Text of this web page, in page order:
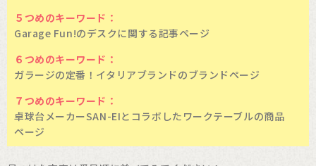
５つめのキーワード：
Garage Fun!のデスクに関する記事ページ
６つめのキーワード：
ガラージの定番！イタリアブランドのブランドページ
７つめのキーワード：
卓球台メーカーSAN-EIとコラボしたワークテーブルの商品
ページ